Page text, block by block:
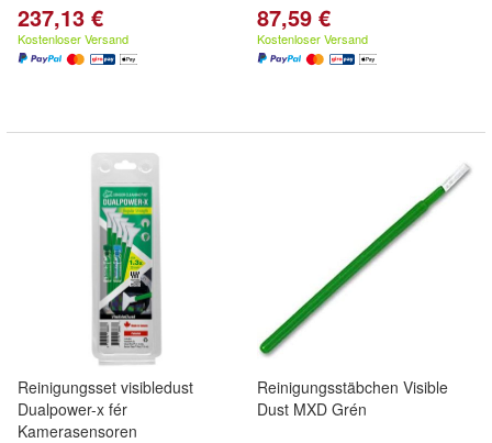
237,13 €
Kostenloser Versand
87,59 €
Kostenloser Versand
Reinigungsset visibledust
Dualpower-x fér
Kamerasensoren
Reinigungsstäbchen Visible
Dust MXD Grén